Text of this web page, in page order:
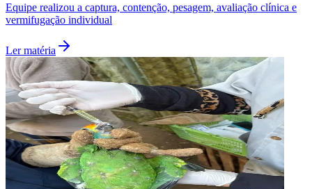
Bragantino
Equipe realizou a captura, contenção, pesagem, avaliação clínica e
vermifugação individual
Ler matéria